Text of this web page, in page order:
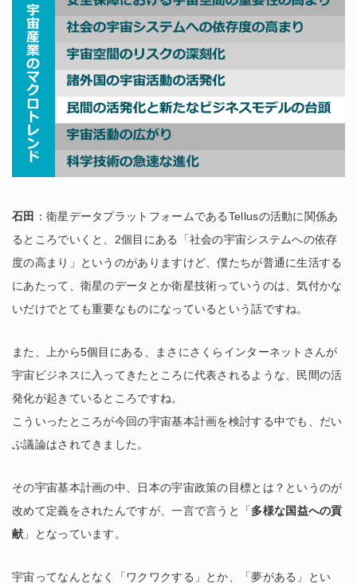
石田 ：衛星データプラットフォームであるTellusの活動に関係あ
るところでいくと、2個目にある「社会の宇宙システムへの依存
度の高まり」というのがありますけど、僕たちが普通に生活する
にあたって、衛星のデータとか衛星技術っていうのは、気付かな
いだけでとても重要なものになっているという話ですね。
また、上から5個目にある、まさにさくらインターネットさんが
宇宙ビジネスに入ってきたところに代表されるような、民間の活
発化が起きているところですね。
こういったところが今回の宇宙基本計画を検討する中でも、だい
ぶ議論はされてきました。
その宇宙基本計画の中、日本の宇宙政策の目標とは？というのが
改めて定義をされたんですが、一言で言うと「多様な国益への貢
献 」となっています。
宇宙ってなんとなく「ワクワクする」とか、「夢がある」とい